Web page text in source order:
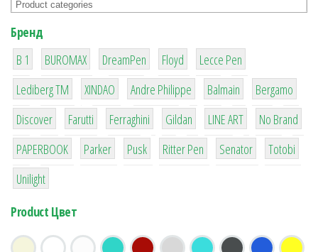
Бренд
B 1
1
BUROMAX
1
DreamPen
2
Floyd
2
Lecce Pen
3
Lediberg ТМ
3
XINDAO
1
Andre Philippe
4
Balmain
26
Bergamo
64
Discover
299
Farutti
4
Ferraghini
42
Gildan
4
LINE ART
90
No Brand
8
PAPERBOOK
6
Parker
2
Pusk
22
Ritter Pen
15
Senator
43
Totobi
1
Unilight
Product Цвет